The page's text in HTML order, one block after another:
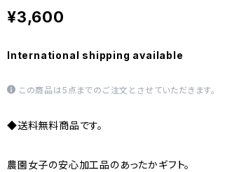
¥3,600
International shipping available
この商品は5点までのご注文とさせていただきます。
◆送料無料商品です。
農園女子の安心加工品のあったかギフト。